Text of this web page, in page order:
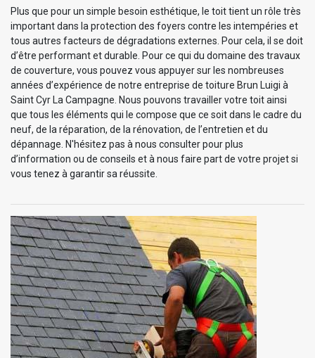
Plus que pour un simple besoin esthétique, le toit tient un rôle très
important dans la protection des foyers contre les intempéries et
tous autres facteurs de dégradations externes. Pour cela, il se doit
d’être performant et durable. Pour ce qui du domaine des travaux
de couverture, vous pouvez vous appuyer sur les nombreuses
années d’expérience de notre entreprise de toiture Brun Luigi à
Saint Cyr La Campagne. Nous pouvons travailler votre toit ainsi
que tous les éléments qui le compose que ce soit dans le cadre du
neuf, de la réparation, de la rénovation, de l’entretien et du
dépannage. N'hésitez pas à nous consulter pour plus
d’information ou de conseils et à nous faire part de votre projet si
vous tenez à garantir sa réussite.